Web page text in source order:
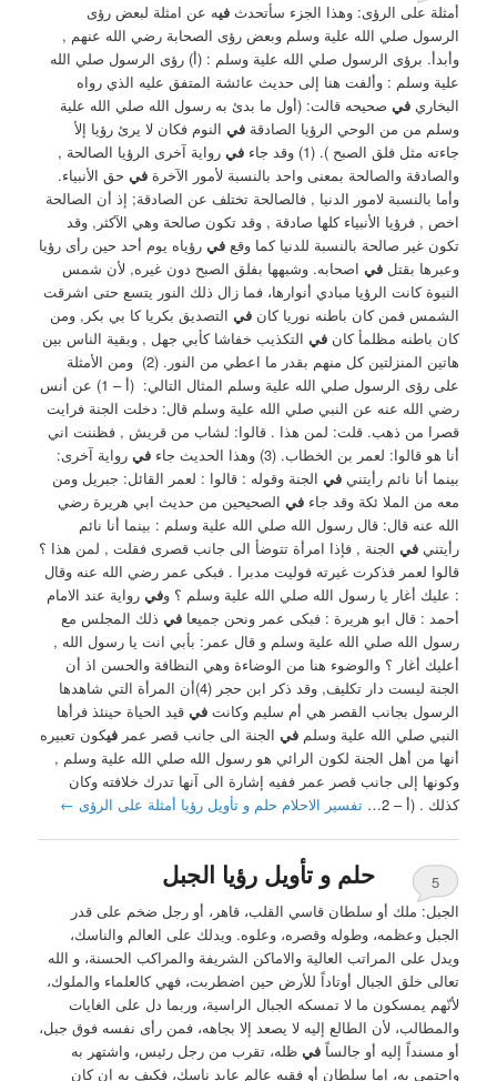
أمثلة على الرؤى: ‏وهذا الجزء سأتحدثفيه عن امثلة لبعض رؤى
الرسول صلي الله علية وسلم وبعض رؤى الصحابة رضي الله عنهم ,
وأبدأ. برؤى الرسول صلي الله علية وسلم : ‏(‏أ) رؤى الرسول صلي الله
علية وسلم : ‏وألفت هنا إلى حديث عائشة المتفق عليه الذي رواه
البخاريفي صحيحه قالت: (أول ما بدئ به رسول الله صلي الله علية
وسلم من من الوحي الرؤيا الصادقةفي النوم فكان لا يرئ رؤيا إلأ
جاءته مثل فلق الصبح ). (1) ‏وقد جاء
في رواية آخرى الرؤيا الصالحة ,
والصادقة والصالحة بمعنى واحد بالنسبة لأمور الآخرةفي حق الأنبياء.
‏وأما بالنسبة لامور الدنيا , ‏فالصالحة تختلف عن الصادقة; إذ أن الصالحة
اخص , فرؤيا الأنبياء كلها صادقة , وقد تكون صالحة وهي الآكثر, وقد
تكون غير صالحة بالنسبة للدنيا كما وقعفي رؤياه يوم أحد حين رأى رؤيا
وعبرها بقتلفي اصحابه. ‏وشبهها بفلق الصبح دون غيره, لأن شمس
النبوة كانت الرؤيا مبادي أنوارها، فما زال ذلك النور يتسع حتى اشرقت
الشمس فمن كان باطنه نوريا كانفي التصديق بكريا كا ‏بي بكر, ومن
كان باطنه مظلمأ كانفي التكذيب خفاشا كأبي جهل , وبقية الناس بين
هاتين المنزلتين كل منهم بقدر ما اعطي من النور. (2) ‏ ومن الأمثلة
على رؤى الرسول صلي الله علية وسلم المثال التالي: ‏ (أ – 1) عن أنس
رضي الله عنه عن النبي صلي الله علية وسلم قال: دخلت الجنة فرايت
قصرا من ذهب. قلت: لمن هذا . قالوا: لشاب من قريش , فظننت اني
أنا هو قالوا: لعمر بن الخطاب. (3) ‏وهذا الحديث جاء
في رواية آخرى:
بينما أنا نائم رأيتنيفي الجنة وقوله : قالوا : لعمر القائل: جبريل ومن
معه من الملا ئكة وقد جاءفي الصحيحين من حديث ابي هريرة رضي
الله عنه قال: قال رسول الله صلي الله علية وسلم : بينما أنا نائم
رأيتنيفي الجنة , فإذا امرأة تتوضأ الى جانب قصرى فقلت , لمن هذا ؟
قالوا لعمر فذكرت غيرته فوليت مدبرا . فبكى عمر رضي الله عنه وقال
: عليك أغار يا رسول الله صلي الله علية وسلم ؟ ‏وفي رواية عند الامام
أحمد : قال ابو هريرة : فبكى عمر ونحن جميعافي ذلك المجلس مع
رسول الله صلي الله علية وسلم و قال عمر: بأبي انت يا رسول الله ,
أعليك أغار ؟ والوضوء هنا من الوضاءة وهي النظافة والحسن اذ أن
الجنة ليست دار تكليف, ‏وقد ذكر ابن حجر (4)أن المرأة التي شاهدها
الرسول بجانب القصر هي أم سليم ‏وكانتفي قيد الحياة حينئذ فرأها
النبي صلي الله علية وسلمفي الجنة الى جانب قصر عمرفيكون تعبيره
أنها من أهل الجنة لكون الرائي هو رسول الله صلي الله علية وسلم ,
وكونها إلى جانب قصر عمر ففيه إشارة الى آنها تدرك خلافته وكان
كذلك . ‏(أ – 2…
تفسير الاحلام حلم و تأويل رؤيا أمثلة على الرؤى ←
حلم و تأويل رؤيا الجبل
5
الجبل: ملك أو سلطان قاسي القلب، قاهر، أو رجل ضخم على قدر
الجبل وعظمه، وطوله وقصره، وعلوه. ويدلك على العالم والناسك،
ويدل على المراتب العالية والاماكن الشريفة والمراكب الحسنة، و الله
تعالى خلق الجبال أوتاداً للأرض حين اضطربت، فهي كالعلماء والملوك،
لأنّهم يمسكون ما لا تمسكه الجبال الراسية، وربما دل على الغايات
والمطالب، لأن الطالع إليه لا يصعد إلا بجاهه، فمن رأى نفسه فوق جبل،
أو مسنداً إليه أو جالساًفي ظله، تقرب من رجل رئيس، واشتهر به
واحتمى به، إما سلطان أو فقيه عالم عابد ناسك، فكيف به إن كان